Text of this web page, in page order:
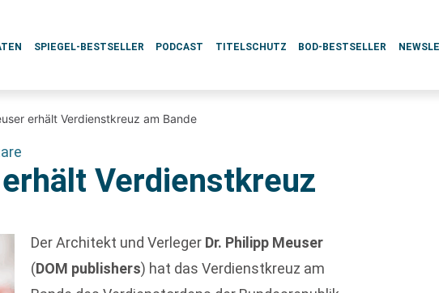
SPIEGEL-BESTSELLER PODCAST TITELSCHUTZ BOD-BESTSELLER
erhält Verdienstkreuz am Bande
Verdienstkreuz
Der Architekt und Verleger Dr. Philipp Meuser
(DOM publishers) hat das Verdienstkreuz am